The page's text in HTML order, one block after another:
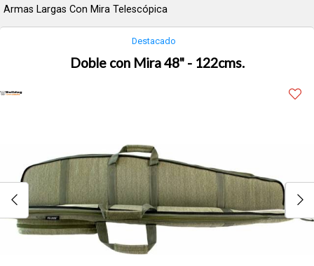
Enviar
Armas Largas Con Mira Telescópica
Destacado
Doble con Mira 48" - 122cms.